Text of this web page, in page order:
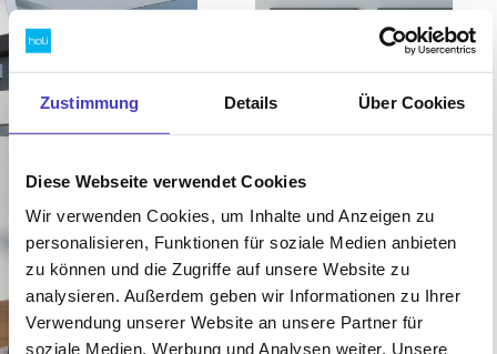
Zustimmung Details Über Cookies
Diese Webseite verwendet Cookies
Wir verwenden Cookies, um Inhalte und Anzeigen zu
personalisieren, Funktionen für soziale Medien anbieten
zu können und die Zugriffe auf unsere Website zu
analysieren. Außerdem geben wir Informationen zu Ihrer
Verwendung unserer Website an unsere Partner für
soziale Medien, Werbung und Analysen weiter. Unsere